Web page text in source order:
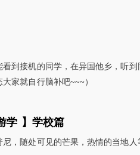
到接机的同学，在异国他乡，听
家就自行脑补吧~~~）
学 】 学校篇
，随处可见的芒果，热情的当地